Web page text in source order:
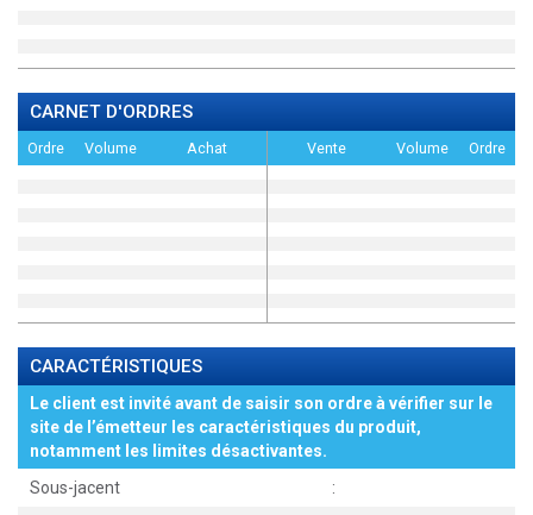
CARNET D'ORDRES
Ordre Volume Achat Vente Volume Ordre
CARACTÉRISTIQUES
Le client est invité avant de saisir son ordre à vérifier sur le
site de l’émetteur les caractéristiques du produit,
notamment les limites désactivantes.
Sous-jacent
: